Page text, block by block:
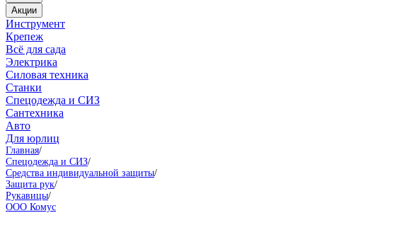
Акции
Инструмент
Крепеж
Всё для сада
Электрика
Силовая техника
Станки
Спецодежда и СИЗ
Сантехника
Авто
Для юрлиц
Главная/
Спецодежда и СИЗ/
Средства индивидуальной защиты/
Защита рук/
Рукавицы/
ООО Комус